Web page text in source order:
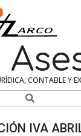
CONTABLE Y
Search
IVA